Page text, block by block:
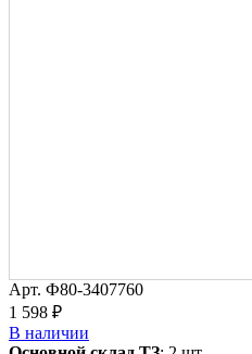
Арт. Ф80-3407760
1 598 ₽
В наличии